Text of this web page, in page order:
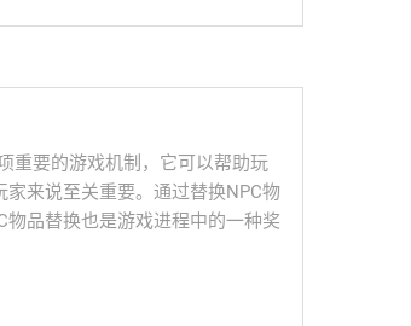
重要的游戏机制，它可以帮助玩
来说至关重要。通过替换NPC物
品替换也是游戏进程中的一种奖